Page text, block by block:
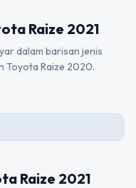
Raize 2021
dalam barisan jenis
Toyota Raize 2020.
Raize 2021